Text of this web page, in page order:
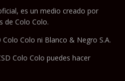
es un medio creado por
de Colo Colo.
Colo ni Blanco & Negro S.A.
Colo Colo puedes hacer